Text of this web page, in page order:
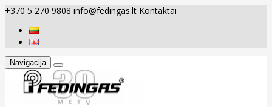
+370 5 270 9808 info@fedingas.lt Kontaktai
Navigacija